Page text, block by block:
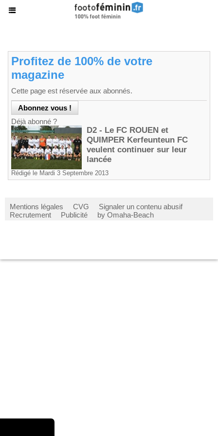
Profitez de 100% de votre
magazine
Cette page est réservée aux abonnés.
Déjà abonné ?
D2 - Le FC ROUEN et
QUIMPER Kerfeunteun FC
veulent continuer sur leur
lancée
Rédigé le Mardi 3 Septembre 2013
Mentions légales CVG
Signaler un contenu abusif
Recrutement
Publicité by Omaha-Beach